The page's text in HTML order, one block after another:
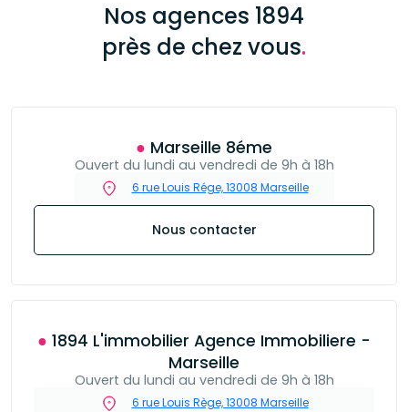
Nos agences 1894
près de chez vous.
● Marseille 8éme
Ouvert du lundi au vendredi de 9h à 18h
6 rue Louis Rége, 13008 Marseille
Nous contacter
● 1894 L'immobilier Agence Immobiliere -
Marseille
Ouvert du lundi au vendredi de 9h à 18h
6 rue Louis Rège, 13008 Marseille